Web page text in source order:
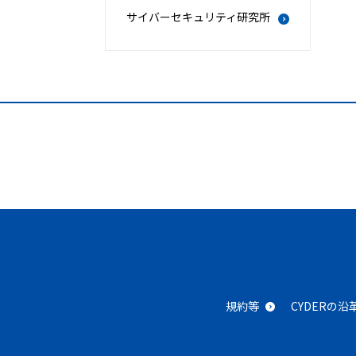
サイバーセキュリティ研究所
規約等 CYDERの沿